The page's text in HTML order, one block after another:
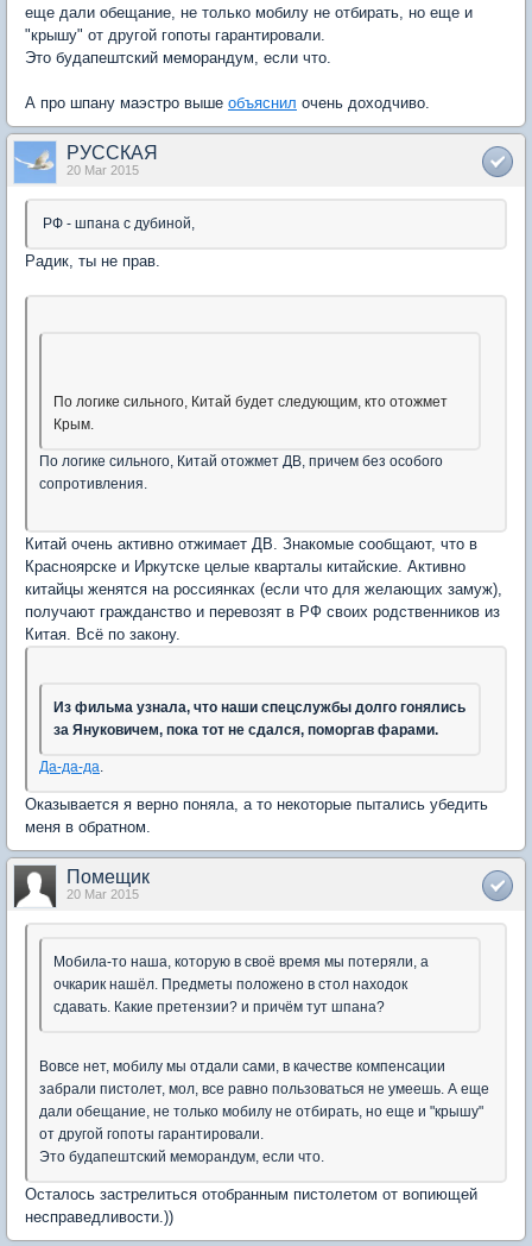
еще дали обещание, не только мобилу не отбирать, но еще и
"крышу" от другой гопоты гарантировали.
Это будапештский меморандум, если что.
А про шпану маэстро выше объяснил очень доходчиво.
РУССКАЯ
20 Mar 2015
РФ - шпана с дубиной,
Радик, ты не прав.
По логике сильного, Китай будет следующим, кто отожмет
Крым.
По логике сильного, Китай отожмет ДВ, причем без особого
сопротивления.
Китай очень активно отжимает ДВ. Знакомые сообщают, что в
Красноярске и Иркутске целые кварталы китайские. Активно
китайцы женятся на россиянках (если что для желающих замуж),
получают гражданство и перевозят в РФ своих родственников из
Китая. Всё по закону.
Из фильма узнала, что наши спецслужбы долго гонялись
за Януковичем, пока тот не сдался, поморгав фарами.
Да-да-да.
Оказывается я верно поняла, а то некоторые пытались убедить
меня в обратном.
Помещик
20 Mar 2015
Мобила-то наша, которую в своё время мы потеряли, а
очкарик нашёл. Предметы положено в стол находок
сдавать. Какие претензии? и причём тут шпана?
Вовсе нет, мобилу мы отдали сами, в качестве компенсации
забрали пистолет, мол, все равно пользоваться не умеешь. А еще
дали обещание, не только мобилу не отбирать, но еще и "крышу"
от другой гопоты гарантировали.
Это будапештский меморандум, если что.
Осталось застрелиться отобранным пистолетом от вопиющей
несправедливости.))